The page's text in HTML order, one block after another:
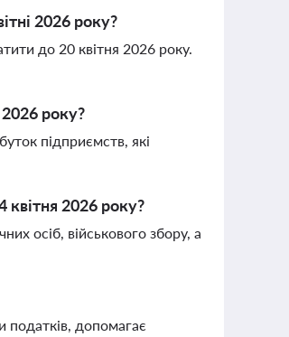
2026 року?
до 20 квітня 2026 року.
року?
підприємств, які
квітня 2026 року?
осіб, військового збору, а
податків, допомагає